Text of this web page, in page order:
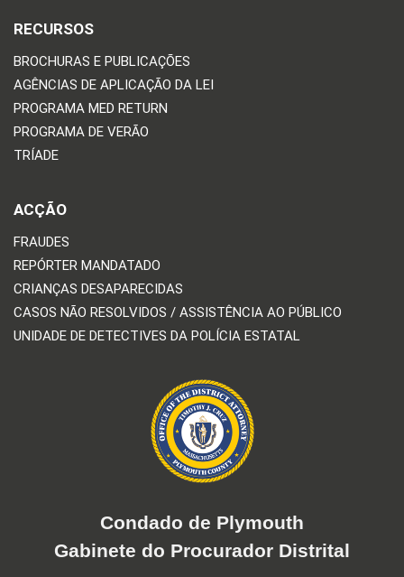
RECURSOS
BROCHURAS E PUBLICAÇÕES
AGÊNCIAS DE APLICAÇÃO DA LEI
PROGRAMA MED RETURN
PROGRAMA DE VERÃO
TRÍADE
ACÇÃO
FRAUDES
REPÓRTER MANDATADO
CRIANÇAS DESAPARECIDAS
CASOS NÃO RESOLVIDOS / ASSISTÊNCIA AO PÚBLICO
UNIDADE DE DETECTIVES DA POLÍCIA ESTATAL
Condado de Plymouth
Gabinete do Procurador Distrital